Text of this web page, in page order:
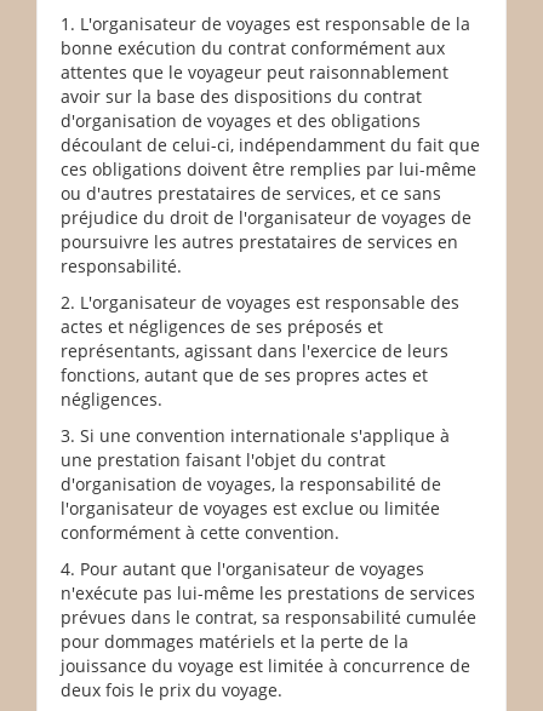
1. L'organisateur de voyages est responsable de la
bonne exécution du contrat conformément aux
attentes que le voyageur peut raisonnablement
avoir sur la base des dispositions du contrat
d'organisation de voyages et des obligations
découlant de celui-ci, indépendamment du fait que
ces obligations doivent être remplies par lui-même
ou d'autres prestataires de services, et ce sans
préjudice du droit de l'organisateur de voyages de
poursuivre les autres prestataires de services en
responsabilité.
2. L'organisateur de voyages est responsable des
actes et négligences de ses préposés et
représentants, agissant dans l'exercice de leurs
fonctions, autant que de ses propres actes et
négligences.
3. Si une convention internationale s'applique à
une prestation faisant l'objet du contrat
d'organisation de voyages, la responsabilité de
l'organisateur de voyages est exclue ou limitée
conformément à cette convention.
4. Pour autant que l'organisateur de voyages
n'exécute pas lui-même les prestations de services
prévues dans le contrat, sa responsabilité cumulée
pour dommages matériels et la perte de la
jouissance du voyage est limitée à concurrence de
deux fois le prix du voyage.